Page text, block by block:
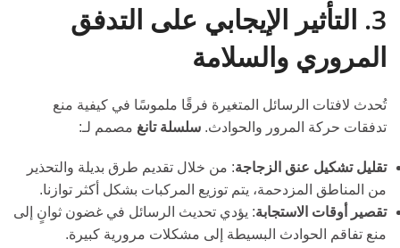
3. التأثير الإيجابي على التدفق
المروري والسلامة
تُحدث لافتات الرسائل المتغيرة فرقًا ملموسًا في كيفية منع
تدفقات حركة المرور والحوادث. سلسلة تانغ مصمم لـ:
تقليل تشكيل عنق الزجاجة: من خلال تقديم طرق بديلة والتحذير
من المناطق المزدحمة، يتم توزيع المركبات بشكل أكثر توازنا.
تقصير أوقات الاستجابة: يؤدي تحديث الرسائل في غضون ثوانٍ إلى
منع تفاقم الحوادث البسيطة إلى مشكلات مرورية كبيرة.